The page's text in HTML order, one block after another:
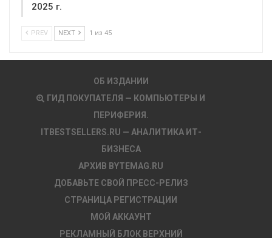
2025 г.
PREV NEXT 1 из 45
ОБ ИЗДАНИИ
ГИД ПОКУПАТЕЛЯ — КОМПЬЮТЕРЫ И
ПЕРИФЕРИЯ.
ITBESTSELLERS.RU — АНАЛИТИКА ИТ-
БИЗНЕСА
АРХИВ BYTEMAG.RU
ДОБАВЬТЕ СВОЙ ПРЕСС-РЕЛИЗ
СТРАНИЦА РЕГИСТРАЦИИ
МОЙ АККАУНТ
РЕКЛАМНЫЙ БЛОК ВЕРХНИЙ